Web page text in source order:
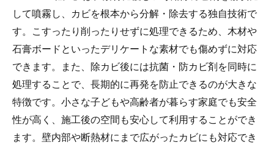
して噴霧し、カビを根本から分解・除去する独自技術で
す。こすったり削ったりせずに処理できるため、木材や
石膏ボードといったデリケートな素材でも傷めずに対応
できます。また、除カビ後には抗菌・防カビ剤を同時に
処理することで、長期的に再発を防止できるのが大きな
特徴です。小さな子どもや高齢者が暮らす家庭でも安全
性が高く、施工後の空間も安心して利用することができ
ます。壁内部や断熱材にまで広がったカビにも対応でき